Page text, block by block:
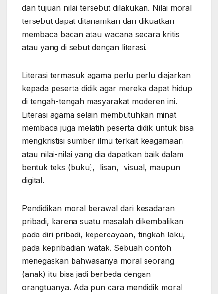
dan tujuan nilai tersebut dilakukan. Nilai moral
tersebut dapat ditanamkan dan dikuatkan
membaca bacan atau wacana secara kritis
atau yang di sebut dengan literasi.
Literasi termasuk agama perlu perlu diajarkan
kepada peserta didik agar mereka dapat hidup
di tengah-tengah masyarakat moderen ini.
Literasi agama selain membutuhkan minat
membaca juga melatih peserta didik untuk bisa
mengkristisi sumber ilmu terkait keagamaan
atau nilai-nilai yang dia dapatkan baik dalam
bentuk teks (buku), lisan, visual, maupun
digital.
Pendidikan moral berawal dari kesadaran
pribadi, karena suatu masalah dikembalikan
pada diri pribadi, kepercayaan, tingkah laku,
pada kepribadian watak. Sebuah contoh
menegaskan bahwasanya moral seorang
(anak) itu bisa jadi berbeda dengan
orangtuanya. Ada pun cara mendidik moral